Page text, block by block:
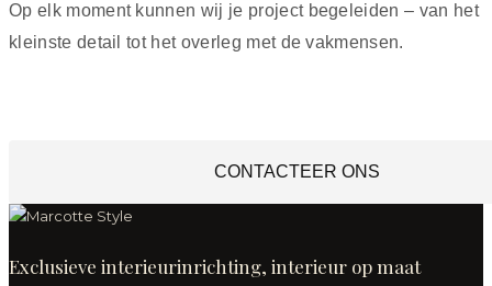
Op elk moment kunnen wij je project begeleiden – van het
kleinste detail tot het overleg met de vakmensen.
CONTACTEER ONS
Exclusieve interieurinrichting, interieur op maat